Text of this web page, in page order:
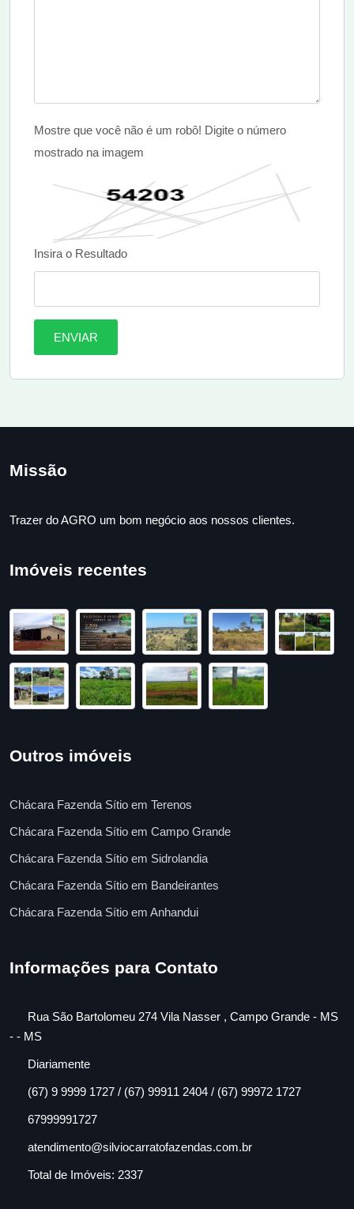
Mostre que você não é um robô! Digite o número
mostrado na imagem
Insira o Resultado
ENVIAR
Missão
Trazer do AGRO um bom negócio aos nossos clientes.
Imóveis recentes
Outros imóveis
Chácara Fazenda Sítio em Terenos
Chácara Fazenda Sítio em Campo Grande
Chácara Fazenda Sítio em Sidrolandia
Chácara Fazenda Sítio em Bandeirantes
Chácara Fazenda Sítio em Anhandui
Informações para Contato
Rua São Bartolomeu 274 Vila Nasser , Campo Grande - MS
- - MS
Diariamente
(67) 9 9999 1727 / (67) 99911 2404 / (67) 99972 1727
67999991727
atendimento@silviocarratofazendas.com.br
Total de Imóveis: 2337